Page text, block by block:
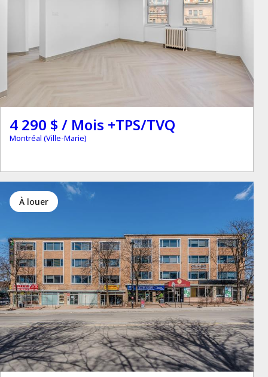
4 290 $ / Mois +TPS/TVQ
Montréal (Ville-Marie)
à louer